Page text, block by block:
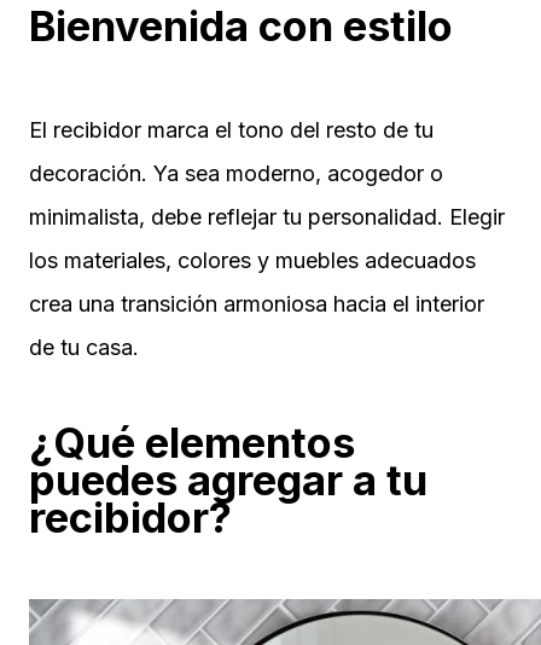
Bienvenida con estilo
El recibidor marca el tono del resto de tu
decoración. Ya sea moderno, acogedor o
minimalista, debe reflejar tu personalidad. Elegir
los materiales, colores y muebles adecuados
crea una transición armoniosa hacia el interior
de tu casa.
¿Qué elementos
puedes agregar a tu
recibidor?